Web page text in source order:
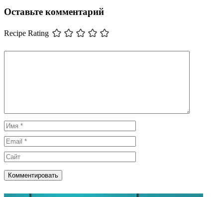
Оставьте комментарий
Recipe Rating
Имя
Email
Сайт